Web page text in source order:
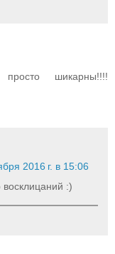
просто шикарны!!!!
2016 г. в 15:06
:)